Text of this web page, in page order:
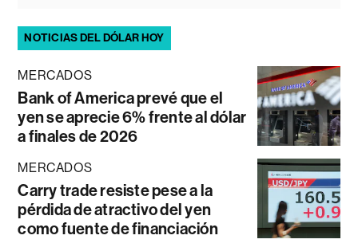
NOTICIAS DEL DÓLAR HOY
MERCADOS
Bank of America prevé que el
yen se aprecie 6% frente al dólar
a finales de 2026
MERCADOS
Carry trade resiste pese a la
pérdida de atractivo del yen
como fuente de financiación